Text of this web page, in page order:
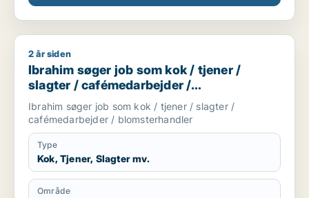
Ibrahim søger job som kok / tjener / slagter /
2 år siden
Ibrahim søger job som kok / tjener /
slagter / cafémedarbejder /
blomsterhandler
Ibrahim søger job som kok / tjener / slagter /
cafémedarbejder / blomsterhandler
Type
Kok, Tjener, Slagter mv.
Område